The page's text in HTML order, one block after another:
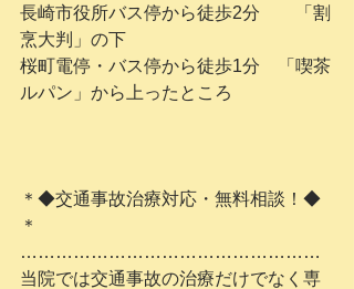
長崎市役所バス停から徒歩2分　　「割
烹大判」の下
桜町電停・バス停から徒歩1分　「喫茶
ルパン」から上ったところ
＊◆交通事故治療対応・無料相談！◆
＊
……………………………………………
当院では交通事故の治療だけでなく専